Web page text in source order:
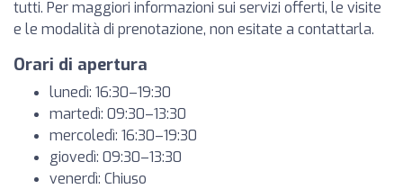
tutti. Per maggiori informazioni sui servizi offerti, le visite
e le modalità di prenotazione, non esitate a contattarla.
Orari di apertura
lunedì: 16:30–19:30
martedì: 09:30–13:30
mercoledì: 16:30–19:30
giovedì: 09:30–13:30
venerdì: Chiuso